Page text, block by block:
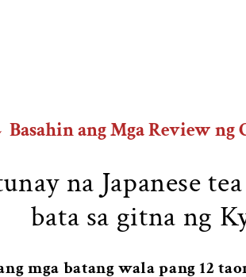
Basahin ang Mga Review ng
na Japanese
bata sa gitna ng
mga batang wala pang 12